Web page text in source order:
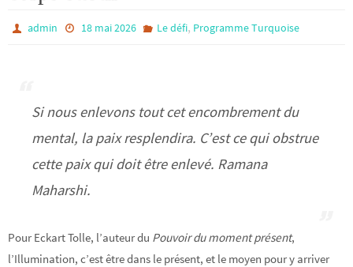
admin 18 mai 2026 Le défi, Programme Turquoise
Si nous enlevons tout cet encombrement du
mental, la paix resplendira. C’est ce qui obstrue
cette paix qui doit être enlevé. Ramana
Maharshi.
Pour Eckart Tolle, l’auteur du Pouvoir du moment présent,
l’Illumination, c’est être dans le présent, et le moyen pour y arriver